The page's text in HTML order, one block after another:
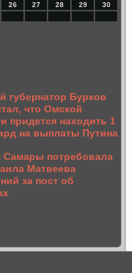
26 27 28 29
30
губернатор Бурков
что Омской
придется находить 1
на выплаты Путина
Самары потребовала
Матвеева
за пост об